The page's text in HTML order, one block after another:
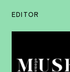
EDITOR